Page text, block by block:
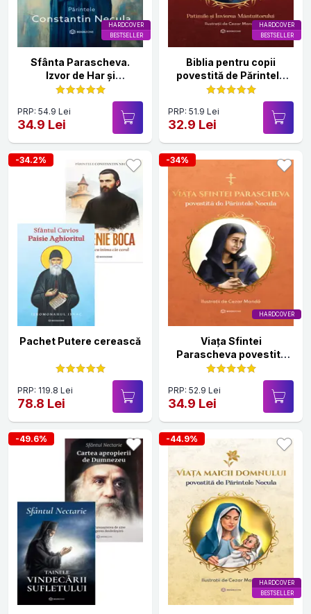
HARDCOVER
BESTSELLER
Sfânta Parascheva.
Izvor de Har și
Binecuvântare
PRP: 54.9 Lei
34.9 Lei
HARDCOVER
BESTSELLER
Biblia pentru copii
povestită de Părintele
Necula Vol. III
PRP: 51.9 Lei
32.9 Lei
-34.2%
Pachet Putere cerească
PRP: 119.8 Lei
78.8 Lei
HARDCOVER
-34%
Viața Sfintei
Parascheva povestită
de Părintele Necula
PRP: 52.9 Lei
34.9 Lei
-49.6%
HARDCOVER
BESTSELLER
-44.9%